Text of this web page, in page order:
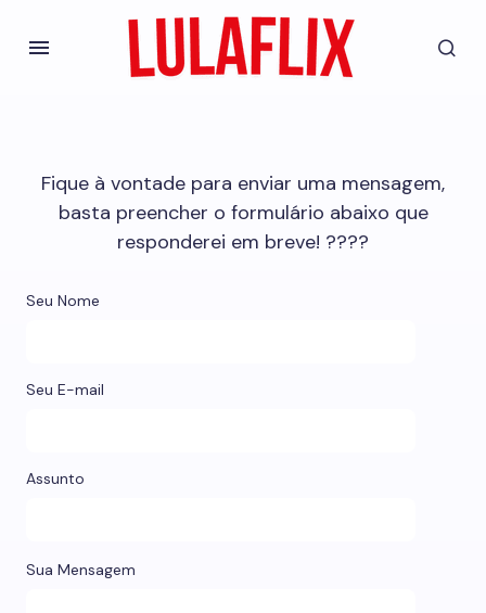
Fique à vontade para enviar uma mensagem,
basta preencher o formulário abaixo que
responderei em breve! ????
Seu Nome
Seu E-mail
Assunto
Sua Mensagem